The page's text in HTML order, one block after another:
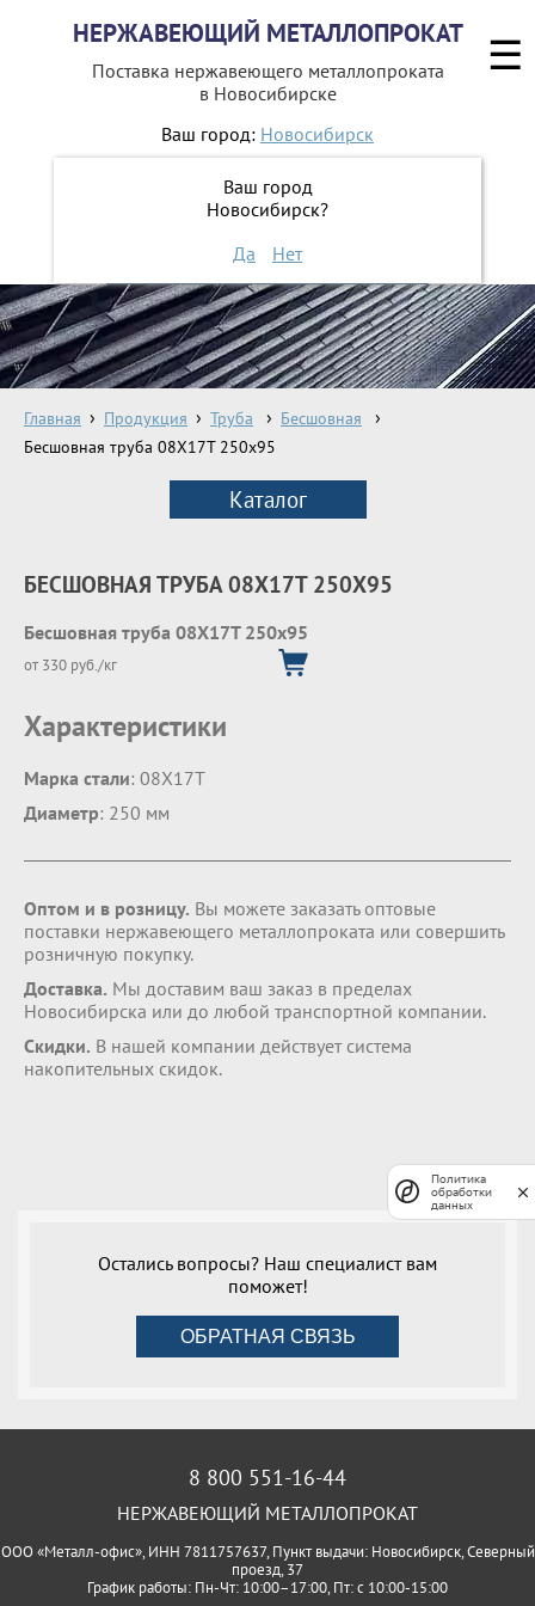
НЕРЖАВЕЮЩИЙ МЕТАЛЛОПРОКАТ
Поставка нержавеющего металлопроката
в Новосибирске
Ваш город: Новосибирск
Ваш город
Новосибирск?
Да
Нет
8 800 551-16-44
ЗАКАЗАТЬ ОБРАТНЫЙ ЗВОНОК
Главная Продукция Труба
Бесшовная
Бесшовная труба 08Х17Т 250х95
Каталог
БЕСШОВНАЯ ТРУБА 08Х17Т 250Х95
Бесшовная труба 08Х17Т 250х95
от 330 руб./кг
Характеристики
Марка стали: 08Х17Т
Диаметр: 250 мм
Оптом и в розницу. Вы можете заказать оптовые
поставки нержавеющего металлопроката или совершить
розничную покупку.
Доставка. Мы доставим ваш заказ в пределах
Новосибирска или до любой транспортной компании.
Скидки. В нашей компании действует система
накопительных скидок.
Остались вопросы? Наш специалист вам
поможет!
ОБРАТНАЯ СВЯЗЬ
8 800 551-16-44
НЕРЖАВЕЮЩИЙ МЕТАЛЛОПРОКАТ
ООО «Металл-офис», ИНН 7811757637, Пункт выдачи: Новосибирск, Северный
проезд, 37
График работы: Пн-Чт: 10:00–17:00, Пт: с 10:00-15:00
☰
Политика
обработки
данных